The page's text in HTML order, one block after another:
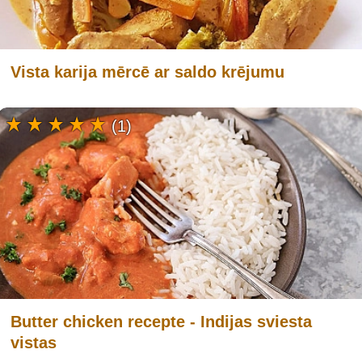
Vista karija mērcē ar saldo krējumu
Butter chicken recepte - Indijas sviesta
vistas
(1)